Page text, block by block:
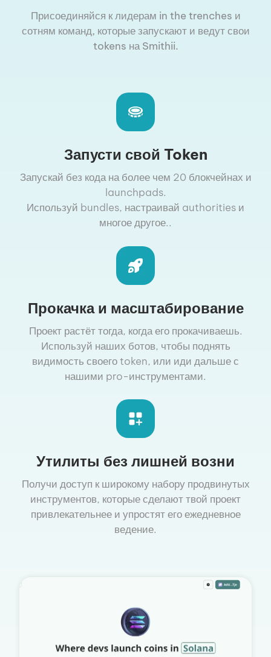
Присоединяйся к лидерам in the trenches и
сотням команд, которые запускают и ведут свои
tokens на Smithii.
Запусти свой Token
Запускай без кода на более чем 20 блокчейнах и
launchpads.
Используй bundles, настраивай authorities и
многое другое..
Прокачка и масштабирование
Проект растёт тогда, когда его прокачиваешь.
Используй наших ботов, чтобы поднять
видимость своего token, или иди дальше с
нашими pro-инструментами.
Утилиты без лишней возни
Получи доступ к широкому набору продвинутых
инструментов, которые сделают твой проект
привлекательнее и упростят его ежедневное
ведение.